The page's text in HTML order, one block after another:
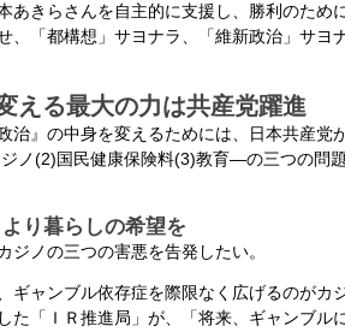
あきらさんを自主的に支援し、勝利のため
、「都構想」サヨナラ、「維新政治」サヨ
える最大の力は共産党躍進
治』の中身を変えるためには、日本共産党
ノ(2)国民健康保険料(3)教育―の三つの問
り暮らしの希望を
ノの三つの害悪を告発したい。
ャンブル依存症を際限なく広げるのがカ
た「ＩＲ推進局」が、「将来、ギャンブル